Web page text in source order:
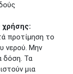
χρήσης:
προτίμηση το
νερού. Μην
δόση. Τα
μια